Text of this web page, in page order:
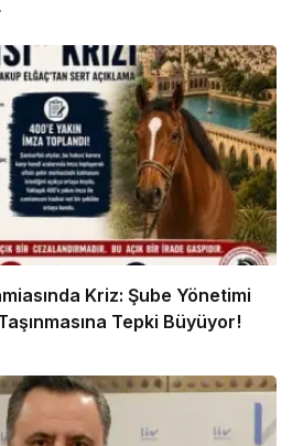
Kriz: Şube Yönetimi
Tepki Büyüyor!